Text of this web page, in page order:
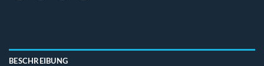
BESCHREIBUNG